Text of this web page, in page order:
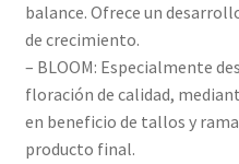
balance. Ofrece un
de crecimiento.
– BLOOM: Especialmente
floración de calidad,
en beneficio de tallos y
producto final.